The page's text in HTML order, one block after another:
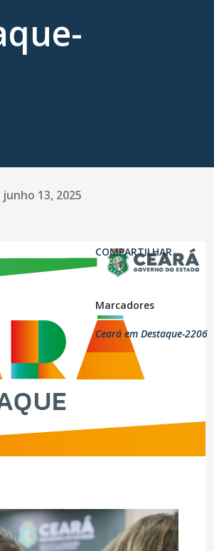
junho 13, 2025
COMPARTILHAR
Marcadores
Ceará em Destaque-2206